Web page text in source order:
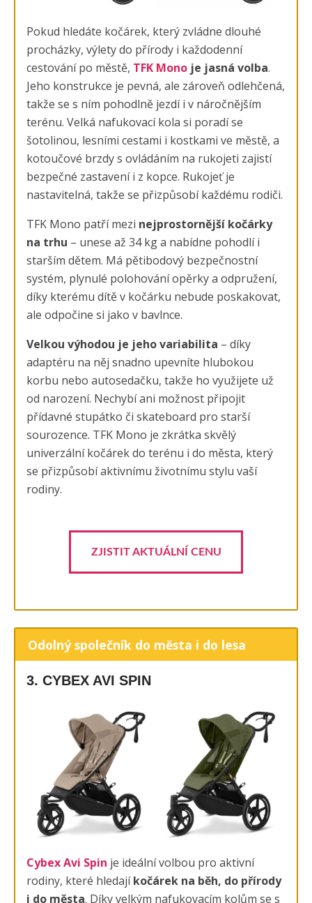
Pokud hledáte kočárek, který zvládne dlouhé
procházky, výlety do přírody i každodenní
cestování po městě, TFK Mono je jasná volba.
Jeho konstrukce je pevná, ale zároveň odlehčená,
takže se s ním pohodlně jezdí i v náročnějším
terénu. Velká nafukovací kola si poradí se
šotolinou, lesními cestami i kostkami ve městě, a
kotoučové brzdy s ovládáním na rukojeti zajistí
bezpečné zastavení i z kopce. Rukojeť je
nastavitelná, takže se přizpůsobí každému rodiči.
TFK Mono patří mezi nejprostornější kočárky
na trhu – unese až 34 kg a nabídne pohodlí i
starším dětem. Má pětibodový bezpečnostní
systém, plynulé polohování opěrky a odpružení,
díky kterému dítě v kočárku nebude poskakovat,
ale odpočine si jako v bavlnce.
Velkou výhodou je jeho variabilita – díky
adaptéru na něj snadno upevníte hlubokou
korbu nebo autosedačku, takže ho využijete už
od narození. Nechybí ani možnost připojit
přídavné stupátko či skateboard pro starší
sourozence. TFK Mono je zkrátka skvělý
univerzální kočárek do terénu i do města, který
se přizpůsobí aktivnímu životnímu stylu vaší
rodiny.
ZJISTIT AKTUÁLNÍ CENU
Odolný společník do města i do lesa
3. CYBEX AVI SPIN
Cybex Avi Spin je ideální volbou pro aktivní
rodiny, které hledajíkočárek na běh, do přírody
i do města. Díky velkým nafukovacím kolům se s